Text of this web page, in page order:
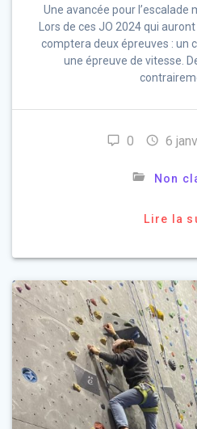
Une avancée pour
Lors de ces JO 2024 qui
comptera deux épreuves : un
une épreuve de vitesse.
0 6
Non
Lire la